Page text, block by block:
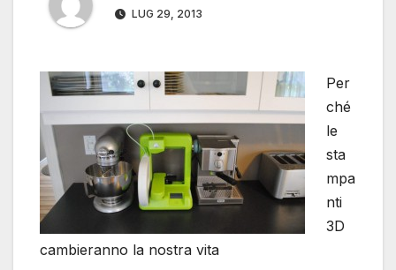
LUG 29, 2013
Per
ché
le
sta
mpa
nti
3D
cambieranno la nostra vita